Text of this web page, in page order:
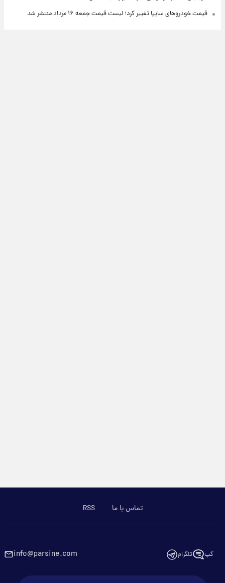
قیمت خودروهای سایپا تغییر کرد؛ لیست قیمت جمعه ۱۶ مرداد منتشر شد
تماس با ما RSS
گپ تلگرام info@parsine.com